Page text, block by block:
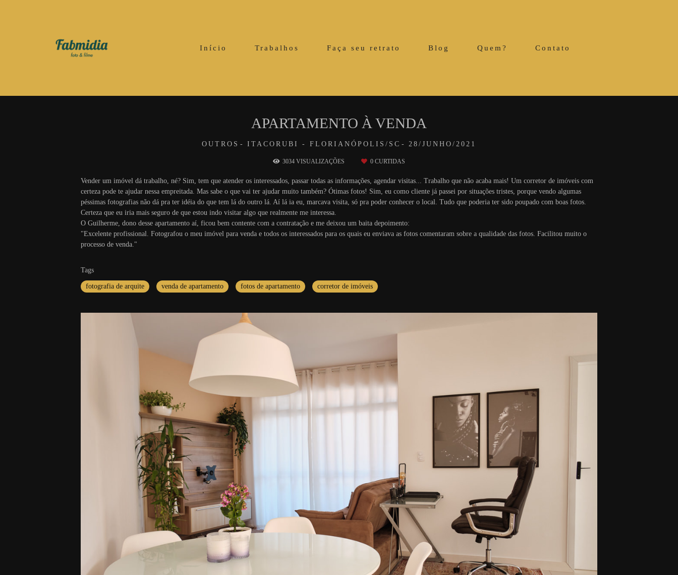
Início Trabalhos Faça seu retrato Blog Quem? Contato
OUTROS ITACORUBI - FLORIANÓPOLIS/SC 28/JUNHO/2021
APARTAMENTO À VENDA
3034 VISUALIZAÇÕES 0 CURTIDAS
Vender um imóvel dá trabalho, né? Sim, tem que atender os interessados, passar todas as informações, agendar visitas... Trabalho que não acaba mais! Um corretor de imóveis com
certeza pode te ajudar nessa empreitada. Mas sabe o que vai ter ajudar muito também? Ótimas fotos! Sim, eu como cliente já passei por situações tristes, porque vendo algumas
péssimas fotografias não dá pra ter idéia do que tem lá do outro lá. Aí lá ia eu, marcava visita, só pra poder conhecer o local. Tudo que poderia ter sido poupado com boas fotos.
Certeza que eu iria mais seguro de que estou indo visitar algo que realmente me interessa.
O Guilherme, dono desse apartamento aí, ficou bem contente com a contratação e me deixou um baita depoimento:
"Excelente profissional. Fotografou o meu imóvel para venda e todos os interessados para os quais eu enviava as fotos comentaram sobre a qualidade das fotos. Facilitou muito o
processo de venda."
Tags
fotografia de arquite venda de apartamento fotos de apartamento corretor de imóveis